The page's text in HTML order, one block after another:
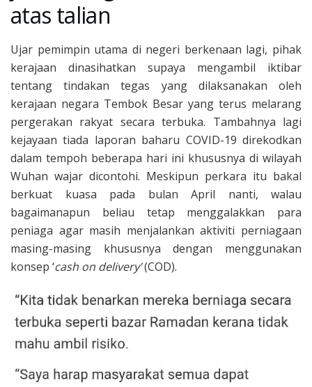
atas talian
Ujar pemimpin utama di negeri berkenaan lagi, pihak
kerajaan dinasihatkan supaya mengambil iktibar
tentang tindakan tegas yang dilaksanakan oleh
kerajaan negara Tembok Besar yang terus melarang
pergerakan rakyat secara terbuka. Tambahnya lagi
kejayaan tiada laporan baharu COVID-19 direkodkan
dalam tempoh beberapa hari ini khususnya di wilayah
Wuhan wajar dicontohi. Meskipun perkara itu bakal
berkuat kuasa pada bulan April nanti, walau
bagaimanapun beliau tetap menggalakkan para
peniaga agar masih menjalankan aktiviti perniagaan
masing-masing khususnya dengan menggunakan
konsep ‘cash on delivery’(COD).